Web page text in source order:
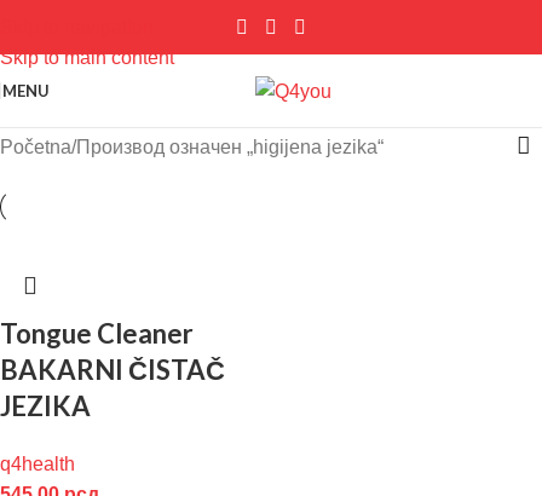
Skip to main content
MENU
Početna Производ oзначен „higijena jezika“
Tongue Cleaner
BAKARNI ČISTAČ
JEZIKA
q4health